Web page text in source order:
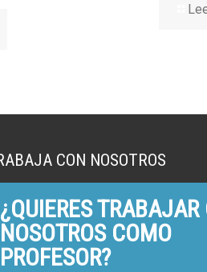
CON NOSOTROS
¿QUIERES TRABAJAR
NOSOTROS COMO
PROFESOR?